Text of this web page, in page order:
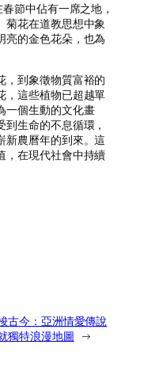
春節中佔有一席之地，
菊花在道教思想中象
亮的金色花朵，也為
，到象徵物質富裕的
，這些植物已超越單
一個生動的文化畫
生命的不息循環，
新農曆年的到來。這
，在現代社會中持續
古今：亞洲情愛傳說
獨特浪漫地圖 →